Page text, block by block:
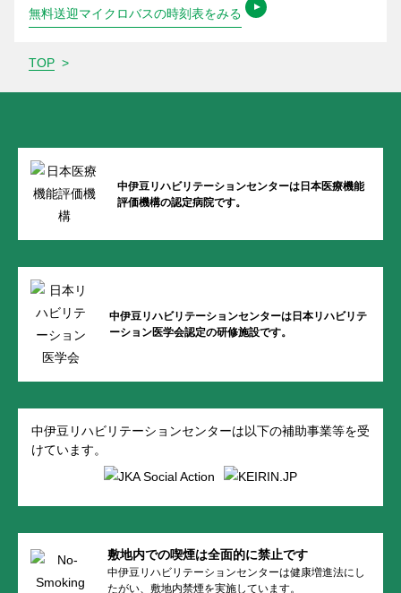
無料送迎マイクロバスの時刻表をみる
TOP >
中伊豆リハビリテーションセンターは日本医療機能
評価機構の認定病院です。
中伊豆リハビリテーションセンターは日本リハビリテ
ーション医学会認定の研修施設です。
中伊豆リハビリテーションセンターは以下の補助事業等を受
けています。
敷地内での喫煙は全面的に禁止です
中伊豆リハビリテーションセンターは健康増進法にし
たがい、敷地内禁煙を実施しています。